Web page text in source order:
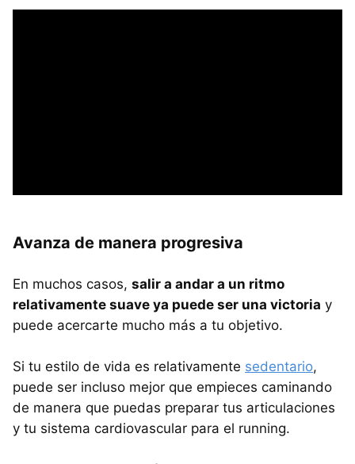
Avanza de manera progresiva
En muchos casos, salir a andar a un ritmo
relativamente suave ya puede ser una victoria y
puede acercarte mucho más a tu objetivo.
Si tu estilo de vida es relativamente sedentario,
puede ser incluso mejor que empieces caminando
de manera que puedas preparar tus articulaciones
y tu sistema cardiovascular para el running.